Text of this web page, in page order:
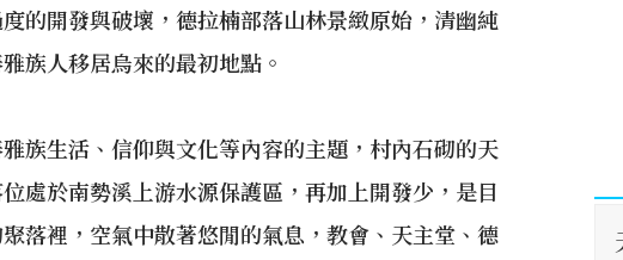
的開發與破壞，德拉楠部落山林景緻原始，清幽純
族人移居烏來的最初地點。
族生活、信仰與文化等內容的主題，村內石砌的天
處於南勢溪上游水源保護區，再加上開發少，是目
落裡，空氣中散著悠閒的氣息，教會、天主堂、德